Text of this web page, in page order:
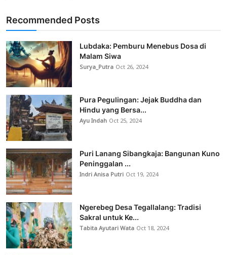
Recommended Posts
Lubdaka: Pemburu Menebus Dosa di
Malam Siwa
Surya_Putra Oct 26, 2024
Pura Pegulingan: Jejak Buddha dan
Hindu yang Bersa...
Ayu Indah Oct 25, 2024
Puri Lanang Sibangkaja: Bangunan Kuno
Peninggalan ...
Indri Anisa Putri Oct 19, 2024
Ngerebeg Desa Tegallalang: Tradisi
Sakral untuk Ke...
Tabita Ayutari Wata Oct 18, 2024